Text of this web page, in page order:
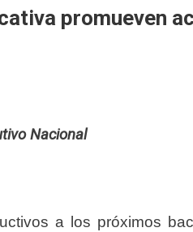
promueven
Nacional
a los próximos